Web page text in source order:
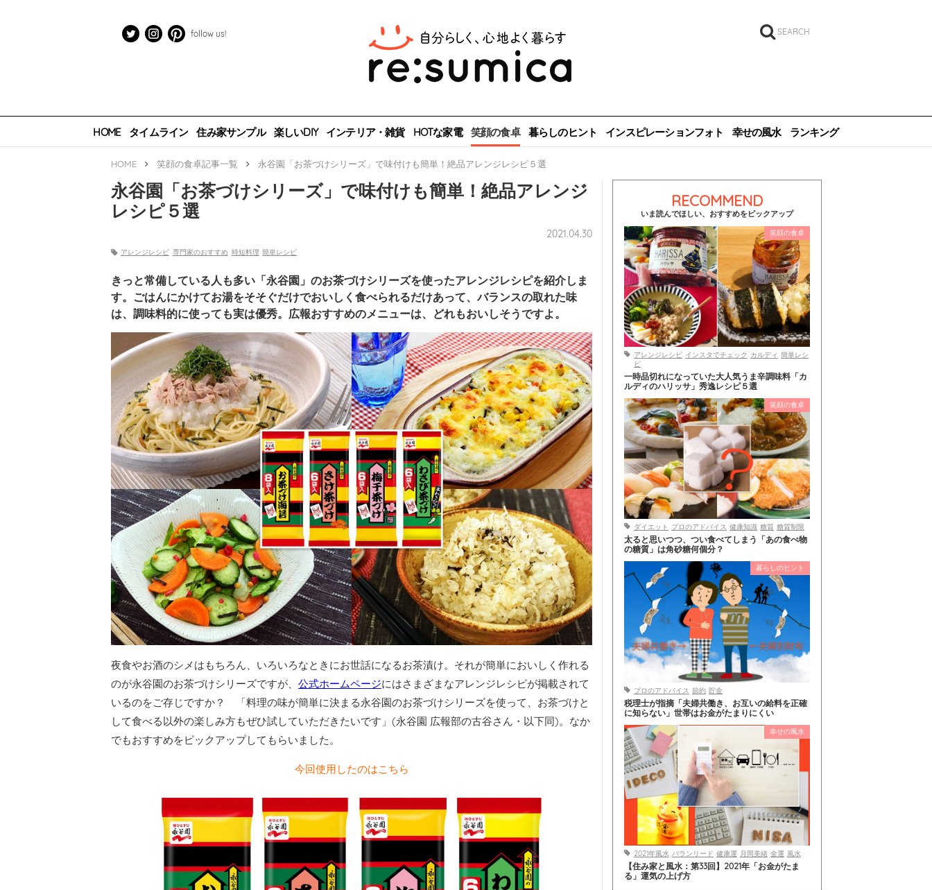
follow us! SEARCH
HOME タイムライン 住み家サンプル 楽しいDIY インテリア・雑貨 HOTな家電 笑顔の食卓 暮らしのヒント インスピレーションフォト 幸せの風水 ランキング
HOME 笑顔の食卓記事一覧 永谷園「お茶づけシリーズ」で味付けも簡単！絶品アレンジレシピ５選
永谷園「お茶づけシリーズ」で味付けも簡単！絶品アレンジ
レシピ５選
2021.04.30
アレンジレシピ 専門家のおすすめ 時短料理 簡単レシピ
きっと常備している人も多い「永谷園」のお茶づけシリーズを使ったアレンジレシピを紹介しま
す。ごはんにかけてお湯をそそぐだけでおいしく食べられるだけあって、バランスの取れた味
は、調味料的に使っても実は優秀。広報おすすめのメニューは、どれもおいしそうですよ。
夜食やお酒のシメはもちろん、いろいろなときにお世話になるお茶漬け。それが簡単においしく作れる
のが永谷園のお茶づけシリーズですが、 公式ホームページにはさまざまなアレンジレシピが掲載されて
いるのをご存じですか？ 「料理の味が簡単に決まる永谷園のお茶づけシリーズを使って、お茶づけと
して食べる以外の楽しみ方もぜひ試していただきたいです」(永谷園 広報部の古谷さん・以下同)。なか
でもおすすめをピックアップしてもらいました。
今回使用したのはこちら
RECOMMEND
いま読んでほしい、おすすめをピックアップ
笑顔の食卓
アレンジレシピ インスタでチェック カルディ 簡単レシ
ピ
一時品切れになっていた大人気うま辛調味料「カ
ルディのハリッサ」秀逸レシピ５選
笑顔の食卓
ダイエット プロのアドバイス 健康知識 糖質 糖質制限
太ると思いつつ、つい食べてしまう「あの食べ物
の糖質」は角砂糖何個分？
暮らしのヒント
プロのアドバイス 節約 貯金
税理士が指摘「夫婦共働き、お互いの給料を正確
に知らない」世帯はお金がたまりにくい
幸せの風水
2021年風水 バランリード 健康運 月岡美緒 金運 風水
【住み家と風水：第33回】2021年「お金がたま
る」運気の上げ方